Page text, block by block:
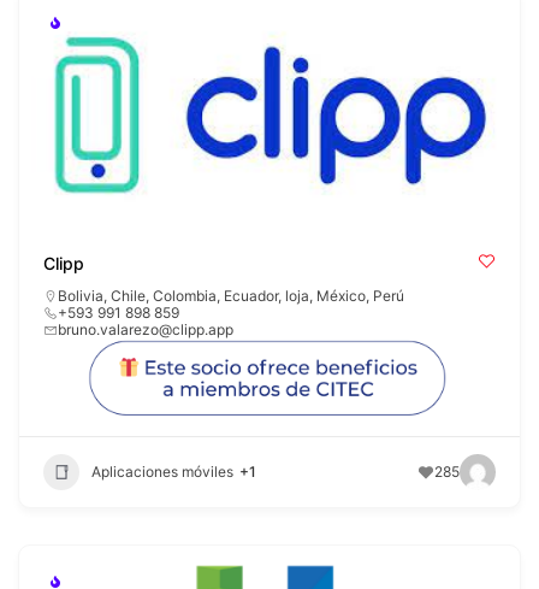
Clipp
Bolivia, Chile, Colombia, Ecuador, loja, México, Perú
+593 991 898 859
bruno.valarezo@clipp.app
Aplicaciones móviles +1 285